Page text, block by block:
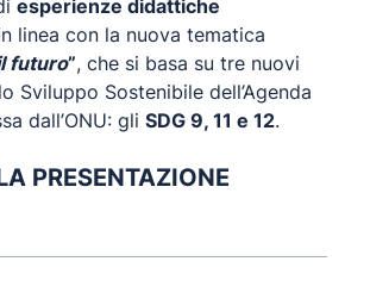
esperienze didattiche
linea con la nuova tematica
futuro”, che si basa su tre nuovi
Sviluppo Sostenibile dell’Agenda
dall’ONU: gli SDG 9, 11 e 12.
PRESENTAZIONE